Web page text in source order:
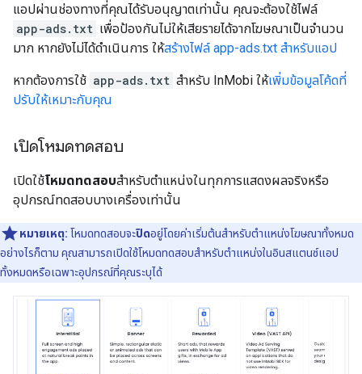
แอปผ่านช่องทางที่คุณได้รับอนุญาตเท่านั้น คุณจะต้องใช้ไฟล์
app-ads.txt เพื่อป้องกันไม่ให้เสียรายได้จากโฆษณาเป็นจำนวน
มาก หากยังไม่ได้ดำเนินการ ให้สร้างไฟล์ app-ads.txt สำหรับแอป
หากต้องการใช้ app-ads.txt สำหรับ InMobi ให้เพิ่มข้อมูลโค้ดที่
ปรับให้เหมาะกับคุณ
เปิดโหมดทดสอบ
เปิดใช้โหมดทดสอบสำหรับตําแหน่งในทุกการแสดงผลจริงหรือ
อุปกรณ์ทดสอบบางเครื่องเท่านั้น
หมายเหตุ: โหมดทดสอบจะปิดอยู่โดยค่าเริ่มต้นสำหรับตําแหน่งโฆษณาทั้งหมด
อย่างไรก็ตาม คุณสามารถเปิดใช้โหมดทดสอบสำหรับตําแหน่งในอินสแตนซ์แอป
ทั้งหมดหรือเฉพาะอุปกรณ์ที่คุณระบุได้